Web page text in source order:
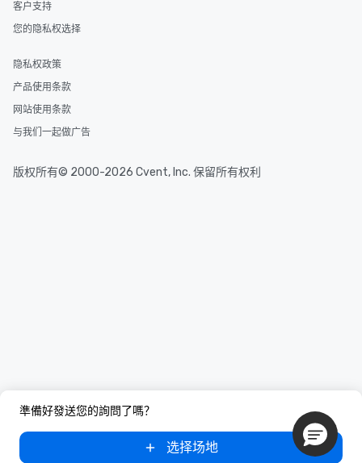
準備好發送您的詢問了嗎？
选择场地
客户支持
您的隐私权选择
隐私权政策
产品使用条款
网站使用条款
与我们一起做广告
版权所有© 2000-2026 Cvent, Inc. 保留所有权利